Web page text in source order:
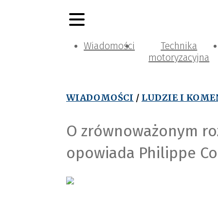
Wiadomości
Technika
motoryzacyjna
WIADOMOŚCI / LUDZIE I
O zrównoważonym
opowiada Philippe